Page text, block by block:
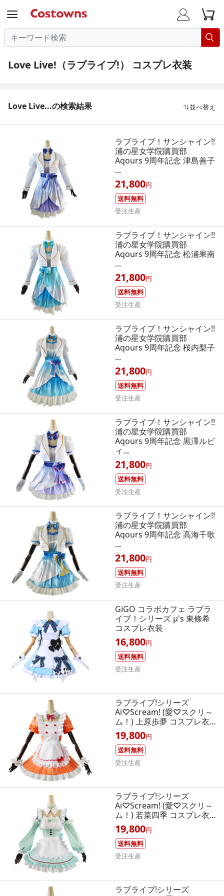
  

Love Live!（ラブライブ!） コスプレ衣装
Love Live...の検索結果 並べ替え
ラブライブ！サンシャイン!!
浦の星女学院購買部
Aqours 9周年記念 津島善子
...
21,800円
送料無料
受注生産
ラブライブ！サンシャイン!!
浦の星女学院購買部
Aqours 9周年記念 松浦果南
...
21,800円
送料無料
受注生産
ラブライブ！サンシャイン!!
浦の星女学院購買部
Aqours 9周年記念 桜内梨子
...
21,800円
送料無料
受注生産
ラブライブ！サンシャイン!!
浦の星女学院購買部
Aqours 9周年記念 黒澤ルビ
ィ...
21,800円
送料無料
受注生産
ラブライブ！サンシャイン!!
浦の星女学院購買部
Aqours 9周年記念 高海千歌
...
21,800円
送料無料
受注生産
GiGO コラボカフェ ラブラ
イブ！シリーズ μ's 東條希
コスプレ衣装
16,800円
送料無料
受注生産
ラブライブ!シリーズ
Ai♡Scream! (愛♡スクリ～
ム！) 上原歩夢 コスプレ衣...
19,800円
送料無料
受注生産
ラブライブ!シリーズ
Ai♡Scream! (愛♡スクリ～
ム！) 若菜四季 コスプレ衣...
19,800円
送料無料
受注生産
ラブライブ!シリーズ